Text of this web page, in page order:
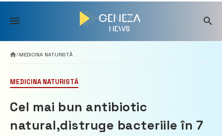
Skip
content
MEDICINA NATURISTĂ
MEDICINA NATURISTĂ
Cel mai bun antibiotic
natural,distruge bacteriile în 7